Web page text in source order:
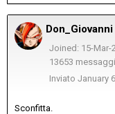
Don_Giovanni
Joined: 15-Mar-
13653 messaggi
Inviato January 6
Sconfitta.